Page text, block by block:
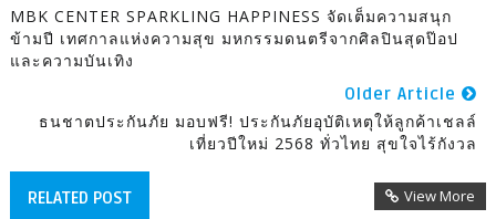
MBK CENTER SPARKLING HAPPINESS จัดเต็มความสนุก
ข้ามปี เทศกาลแห่งความสุข มหกรรมดนตรีจากศิลปินสุดป๊อป
และความบันเทิง
Older Article
ธนชาตประกันภัย มอบฟรี! ประกันภัยอุบัติเหตุให้ลูกค้าเชลล์
เที่ยวปีใหม่ 2568 ทั่วไทย สุขใจไร้กังวล
RELATED POST View More